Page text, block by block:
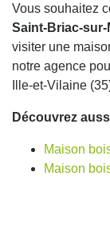
Vous souhaitez
Saint-Briac-sur-
visiter une
notre agence
Ille-et-Vilaine
Découvrez
Maison
Maison